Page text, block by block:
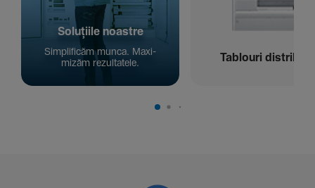
Solu­țiile noastre
Simpli­ficăm munca. Maxi­
mizăm rezul­ta­tele.
Tablouri